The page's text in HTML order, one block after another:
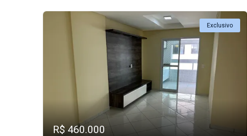
Exclusivo
R$ 460.000